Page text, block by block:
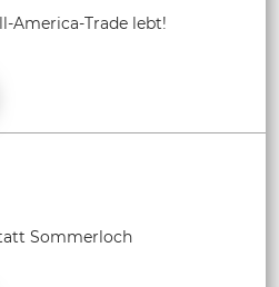
America-Trade lebt!
Sommerloch